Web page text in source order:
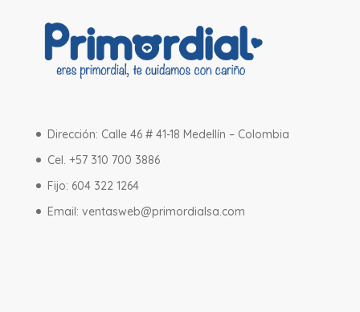
Dirección: Calle 46 # 41-18 Medellín – Colombia
Cel. +57 310 700 3886
Fijo: 604 322 1264
Email: ventasweb@primordialsa.com